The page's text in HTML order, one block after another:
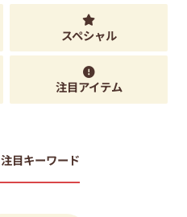
スペシャル
注目アイテム
注目キーワード